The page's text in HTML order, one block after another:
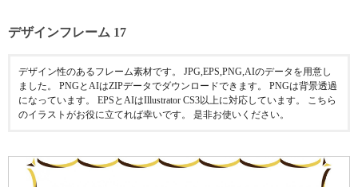
デザインフレーム 17
デザイン性のあるフレーム素材です。 JPG,EPS,PNG,AIのデータを用意し
ました。 PNGとAIはZIPデータでダウンロードできます。 PNGは背景透過
になっています。 EPSとAIはIllustrator CS3以上に対応しています。 こちら
のイラストがお役に立てれば幸いです。 是非お使いください。